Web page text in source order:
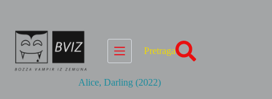
Pretraga
Alice, Darling (2022)